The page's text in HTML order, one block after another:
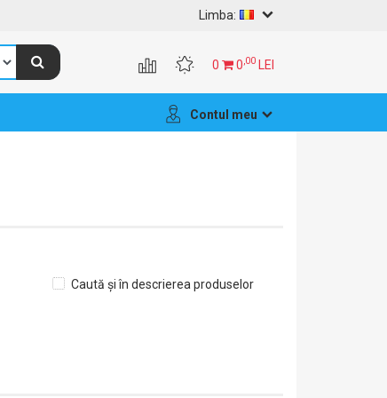
Limba:
0 0,00 LEI
Contul meu
Caută și în descrierea produselor